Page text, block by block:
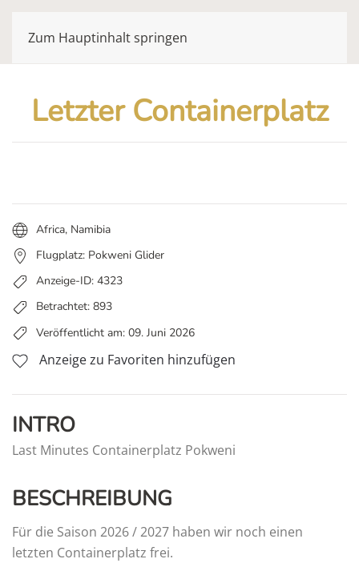
Zum Hauptinhalt springen
Letzter Containerplatz
Africa, Namibia
Flugplatz: Pokweni Glider
Anzeige-ID: 4323
Betrachtet: 893
Veröffentlicht am: 09. Juni 2026
Anzeige zu Favoriten hinzufügen
INTRO
Last Minutes Containerplatz Pokweni
BESCHREIBUNG
Für die Saison 2026 / 2027 haben wir noch einen
letzten Containerplatz frei.